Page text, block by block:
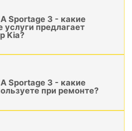
Sportage 3 - какие
услуги предлагает
Kia?
Sportage 3 - какие
при ремонте?